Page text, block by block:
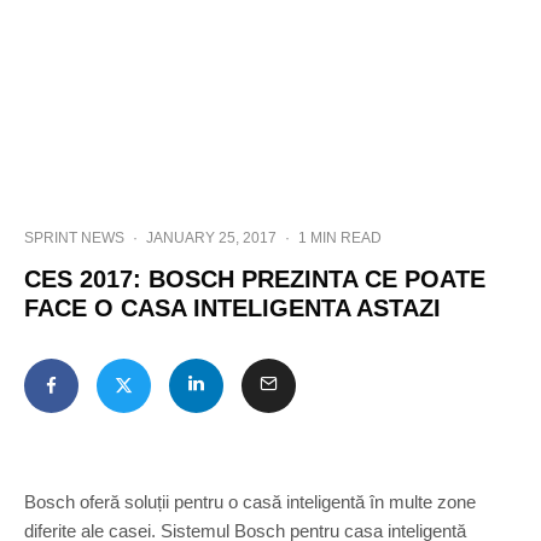
SPRINT NEWS · JANUARY 25, 2017 · 1 MIN READ
CES 2017: BOSCH PREZINTA CE POATE
FACE O CASA INTELIGENTA ASTAZI
Bosch oferă soluții pentru o casă inteligentă în multe zone
diferite ale casei. Sistemul Bosch pentru casa inteligentă